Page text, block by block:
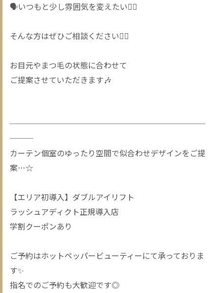
🗣️いつもと少し雰囲気を変えたい✊🏻
そんな方はぜひご相談ください🙂‍↕️
お目元やまつ毛の状態に合わせて
ご提案させていただきます🎶
─────────────────────────
───
カーテン個室のゆったり空間で似合わせデザインをご提
案…☆
【エリア初導入】ダブルアイリフト
ラッシュアディクト正規導入店
学割クーポンあり
ご予約はホットペッパービューティーにて承っておりま
す✨
指名でのご予約も大歓迎です◎